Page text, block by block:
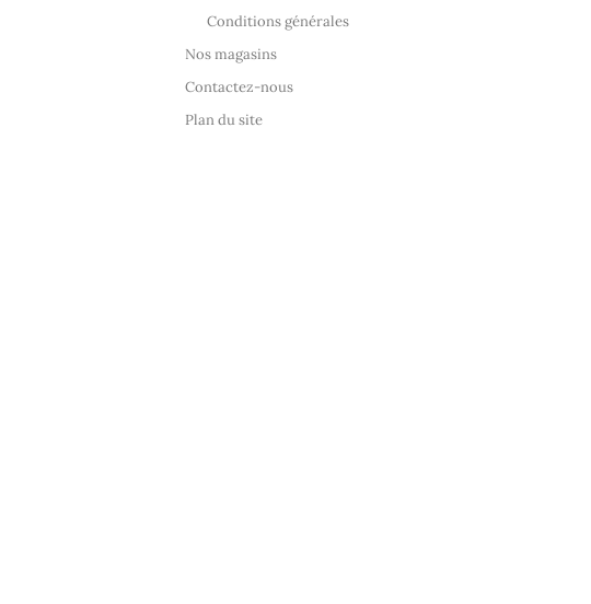
Conditions générales
Nos magasins
Contactez-nous
Plan du site